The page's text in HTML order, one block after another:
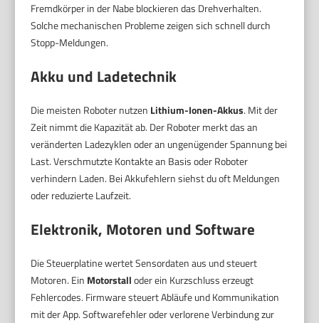
Fremdkörper in der Nabe blockieren das Drehverhalten.
Solche mechanischen Probleme zeigen sich schnell durch
Stopp-Meldungen.
Akku und Ladetechnik
Die meisten Roboter nutzen Lithium-Ionen-Akkus. Mit der
Zeit nimmt die Kapazität ab. Der Roboter merkt das an
veränderten Ladezyklen oder an ungenügender Spannung bei
Last. Verschmutzte Kontakte an Basis oder Roboter
verhindern Laden. Bei Akkufehlern siehst du oft Meldungen
oder reduzierte Laufzeit.
Elektronik, Motoren und Software
Die Steuerplatine wertet Sensordaten aus und steuert
Motoren. Ein Motorstalloder ein Kurzschluss erzeugt
Fehlercodes. Firmware steuert Abläufe und Kommunikation
mit der App. Softwarefehler oder verlorene Verbindung zur